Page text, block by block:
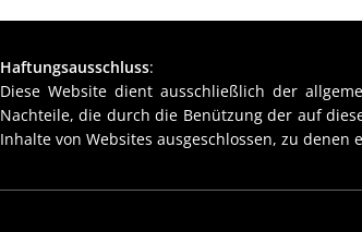
Haftungsausschluss:
Diese Website dient ausschließlich der
Nachteile, die durch die Benützung der auf
Inhalte von Websites ausgeschlossen, zu